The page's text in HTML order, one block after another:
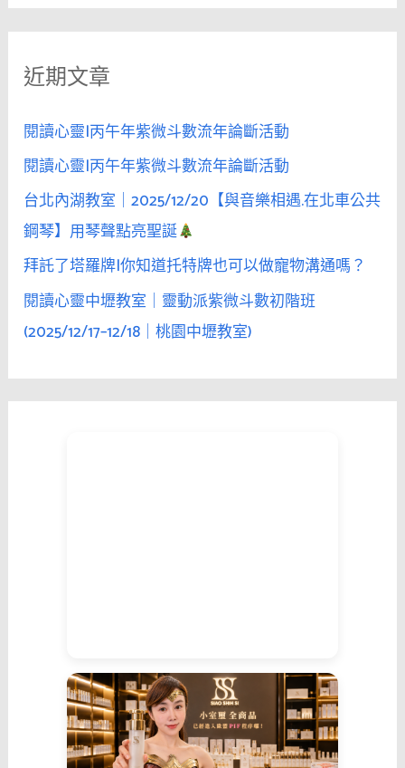
關
字
近期文章
閱讀心靈|丙午年紫微斗數流年論斷活動
閱讀心靈|丙午年紫微斗數流年論斷活動
台北內湖教室｜2025/12/20【與音樂相遇.在北車公共
鋼琴】用琴聲點亮聖誕
拜託了塔羅牌|你知道托特牌也可以做寵物溝通嗎？
閱讀心靈中壢教室｜靈動派紫微斗數初階班
(2025/12/17–12/18｜桃園中壢教室)